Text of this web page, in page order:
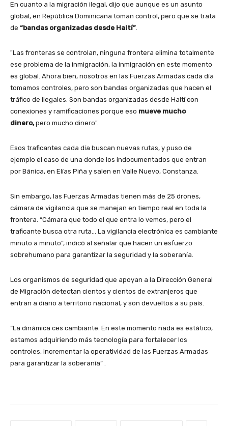
En cuanto a la migración ilegal, dijo que aunque es un asunto
global, en República Dominicana toman control, pero que se trata
de “bandas organizadas desde Haití”.
"Las fronteras se controlan, ninguna frontera elimina totalmente
ese problema de la inmigración, la inmigración en este momento
es global. Ahora bien, nosotros en las Fuerzas Armadas cada día
tomamos controles, pero son bandas organizadas que hacen el
tráfico de ilegales. Son bandas organizadas desde Haití con
conexiones y ramificaciones porque eso mueve mucho
dinero,pero mucho dinero".
Esos traficantes cada día buscan nuevas rutas, y puso de
ejemplo el caso de una donde los indocumentados que entran
por Bánica, en Elías Piña y salen en Valle Nuevo, Constanza.
Sin embargo, las Fuerzas Armadas tienen más de 25 drones,
cámara de vigilancia que se manejan en tiempo real en toda la
frontera. “Cámara que todo el que entra lo vemos, pero el
traficante busca otra ruta… La vigilancia electrónica es cambiante
minuto a minuto”, indicó al señalar que hacen un esfuerzo
sobrehumano para garantizar la seguridad y la soberanía.
Los organismos de seguridad que apoyan a la Dirección General
de Migración detectan cientos y cientos de extranjeros que
entran a diario a territorio nacional, y son devueltos a su país.
“La dinámica ces cambiante. En este momento nada es estático,
estamos adquiriendo más tecnología para fortalecer los
controles, incrementar la operatividad de las Fuerzas Armadas
para garantizar la soberanía” .